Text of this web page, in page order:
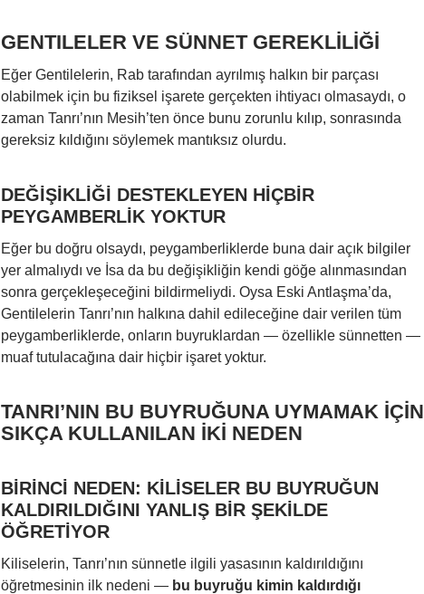
GENTILELER VE SÜNNET GEREKLİLİĞİ
Eğer Gentilelerin, Rab tarafından ayrılmış halkın bir parçası
olabilmek için bu fiziksel işarete gerçekten ihtiyacı olmasaydı, o
zaman Tanrı’nın Mesih’ten önce bunu zorunlu kılıp, sonrasında
gereksiz kıldığını söylemek mantıksız olurdu.
DEĞİŞİKLİĞİ DESTEKLEYEN HİÇBİR
PEYGAMBERLİK YOKTUR
Eğer bu doğru olsaydı, peygamberliklerde buna dair açık bilgiler
yer almalıydı ve İsa da bu değişikliğin kendi göğe alınmasından
sonra gerçekleşeceğini bildirmeliydi. Oysa Eski Antlaşma’da,
Gentilelerin Tanrı’nın halkına dahil edileceğine dair verilen tüm
peygamberliklerde, onların buyruklardan — özellikle sünnetten —
muaf tutulacağına dair hiçbir işaret yoktur.
TANRI’NIN BU BUYRUĞUNA UYMAMAK İÇİN
SIKÇA KULLANILAN İKİ NEDEN
BİRİNCİ NEDEN: KİLİSELER BU BUYRUĞUN
KALDIRILDIĞINI YANLIŞ BİR ŞEKİLDE
ÖĞRETİYOR
Kiliselerin, Tanrı’nın sünnetle ilgili yasasının kaldırıldığını
öğretmesinin ilk nedeni — bu buyruğu kimin kaldırdığı